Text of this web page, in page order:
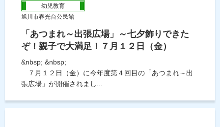
幼児教育
旭川市春光台公民館
「あつまれ～出張広場」～七夕飾りできた
ぞ！親子で大満足！７月１２日（金）
&nbsp; &nbsp;
７月１２日（金）に今年度第４回目の「あつまれ～出
張広場」が開催されまし...